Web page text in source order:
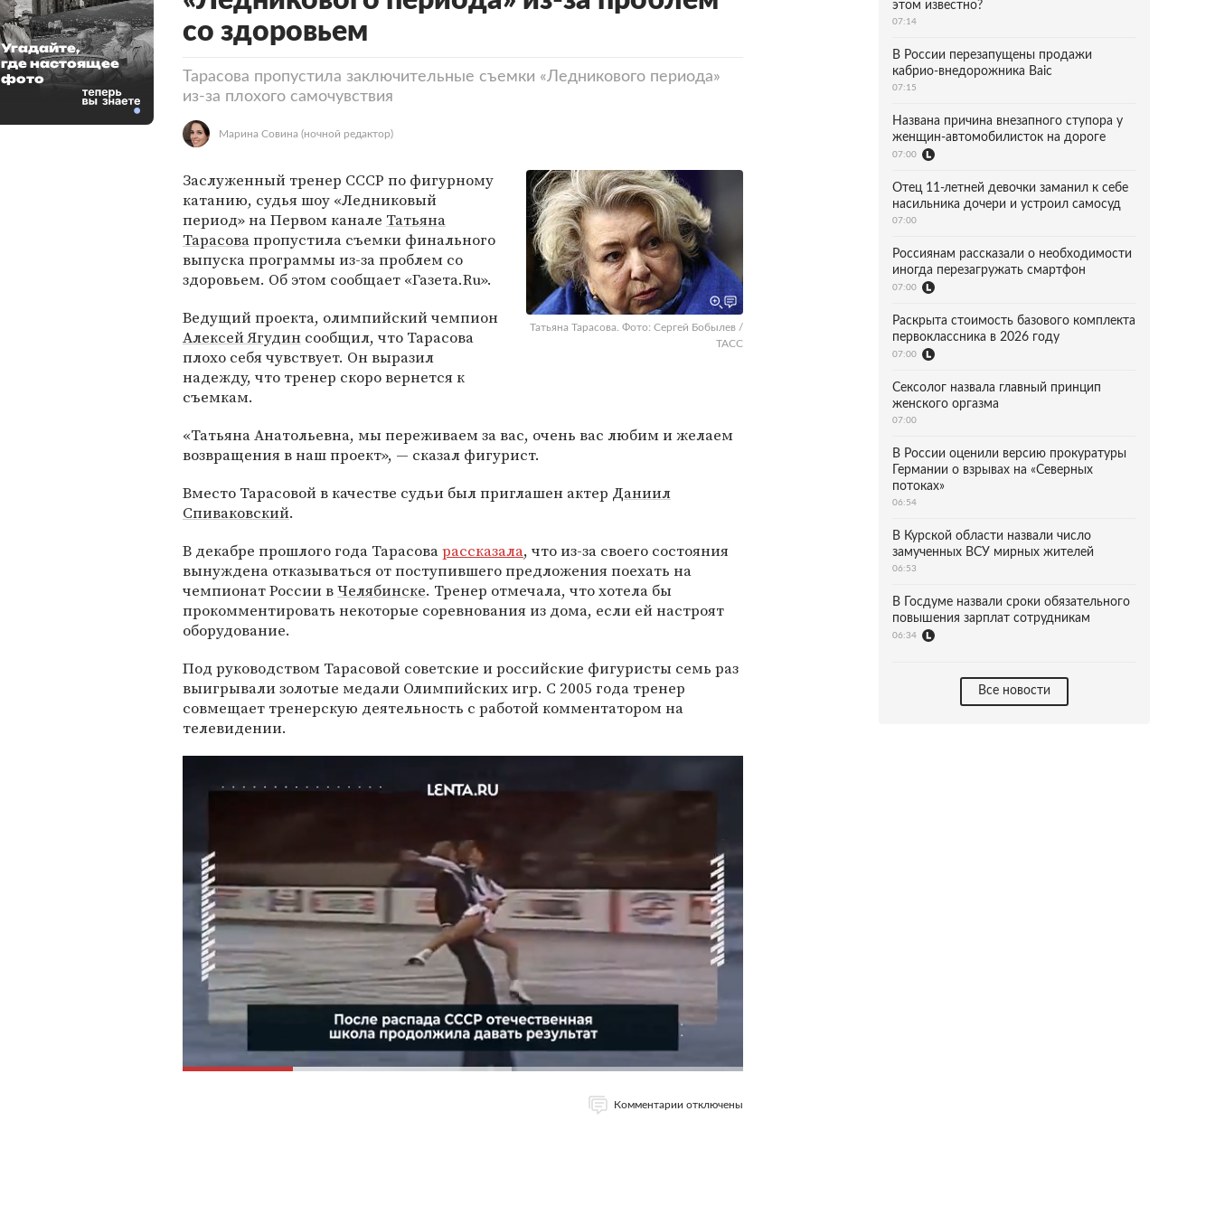
со здоровьем
Тарасова пропустила заключительные съемки «Ледникового периода»
из-за плохого самочувствия
Марина Совина (ночной редактор)
Татьяна Тарасова. Фото: Сергей Бобылев /
ТАСС
Заслуженный тренер СССР по фигурному
катанию, судья шоу «Ледниковый
период» на Первом канале Татьяна
Тарасовапропустила съемки финального
выпуска программы из-за проблем со
здоровьем. Об этом сообщает «Газета.Ru».
Ведущий проекта, олимпийский чемпион
Алексей Ягудин сообщил, что Тарасова
плохо себя чувствует. Он выразил
надежду, что тренер скоро вернется к
съемкам.
«Татьяна Анатольевна, мы переживаем за вас, очень вас любим и желаем
возвращения в наш проект», — сказал фигурист.
Вместо Тарасовой в качестве судьи был приглашен актер Даниил
Спиваковский.
В декабре прошлого года Тарасоварассказала, что из-за своего состояния
вынуждена отказываться от поступившего предложения поехать на
чемпионат России вЧелябинске. Тренер отмечала, что хотела бы
прокомментировать некоторые соревнования из дома, если ей настроят
оборудование.
Под руководством Тарасовой советские и российские фигуристы семь раз
выигрывали золотые медали Олимпийских игр. С 2005 года тренер
совмещает тренерскую деятельность с работой комментатором на
телевидении.
Комментарии отключены
Угадайте,
где настоящее
фото
этом известно?
07:14
В России перезапущены продажи
кабрио-внедорожника Baic
07:15
Названа причина внезапного ступора у
женщин-автомобилисток на дороге
07:00
Отец 11-летней девочки заманил к себе
насильника дочери и устроил самосуд
07:00
Россиянам рассказали о необходимости
иногда перезагружать смартфон
07:00
Раскрыта стоимость базового комплекта
первоклассника в 2026 году
07:00
Сексолог назвала главный принцип
женского оргазма
07:00
В России оценили версию прокуратуры
Германии о взрывах на «Северных
потоках»
06:54
В Курской области назвали число
замученных ВСУ мирных жителей
06:53
В Госдуме назвали сроки обязательного
повышения зарплат сотрудникам
06:34
Все новости